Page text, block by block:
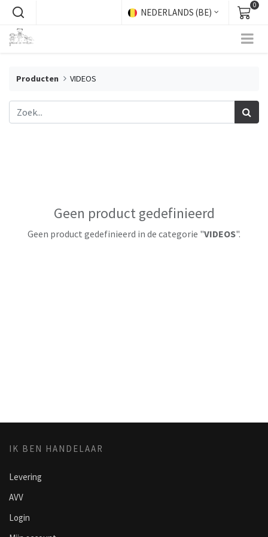
NEDERLANDS (BE)
0
Producten VIDEOS
Geen product gedefinieerd
Geen product gedefinieerd in de categorie "VIDEOS".
IK BEN HANDELAAR
Levering
AVV
Login